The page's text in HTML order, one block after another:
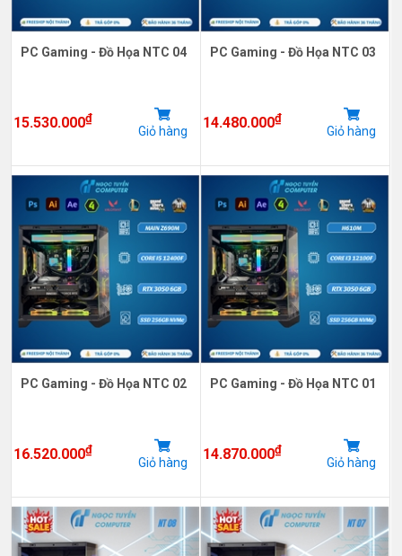
PC Gaming - Đồ Họa NTC 04
15.530.000₫
Giỏ hàng
PC Gaming - Đồ Họa NTC 03
14.480.000₫
Giỏ hàng
PC Gaming - Đồ Họa NTC 02
16.520.000₫
Giỏ hàng
PC Gaming - Đồ Họa NTC 01
14.870.000₫
Giỏ hàng